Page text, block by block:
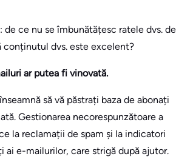
de ce nu se îmbunătățesc ratele dvs. de
conținutul dvs. este excelent?
ar putea fi vinovată.
să vă păstrați baza de abonați
Gestionarea necorespunzătoare a
la reclamații de spam și la indicatori
ai e-mailurilor, care strigă după ajutor.